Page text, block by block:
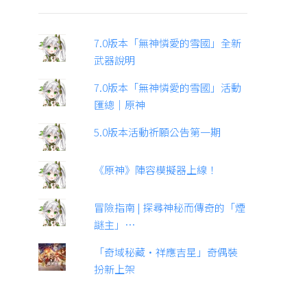
7.0版本「無神憐愛的雪國」全新
武器說明
7.0版本「無神憐愛的雪國」活動
匯總｜原神
5.0版本活動祈願公告第一期
《原神》陣容模擬器上線！
冒險指南 | 探尋神秘而傳奇的「煙
謎主」…
「奇域秘藏·祥應吉星」奇偶裝
扮新上架